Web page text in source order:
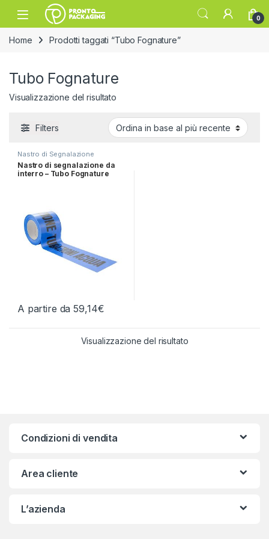
Skip to navigation
Skip to content
Open 0
Home Prodotti taggati “Tubo Fognature”
Tubo Fognature
Visualizzazione del risultato
Filters
Nastro di Segnalazione
Nastro di segnalazione da
interro – Tubo Fognature
A partire da59,14€
Questo prodotto ha più varianti. Le opzioni possono essere
Visualizzazione del risultato
Condizioni di vendita
Area cliente
L’azienda